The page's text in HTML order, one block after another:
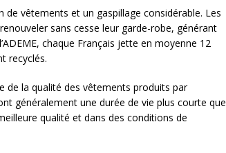
vêtements et un gaspillage considérable. Les
sans cesse leur garde-robe, générant
chaque Français jette en moyenne 12
recyclés.
de la qualité des vêtements produits par
généralement une durée de vie plus courte que
qualité et dans des conditions de